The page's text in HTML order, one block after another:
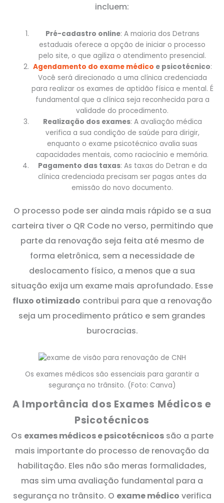
incluem:
Pré-cadastro online: A maioria dos Detrans
estaduais oferece a opção de iniciar o processo
pelo site, o que agiliza o atendimento presencial.
Agendamento do exame médico e psicotécnico:
Você será direcionado a uma clínica credenciada
para realizar os exames de aptidão física e mental. É
fundamental que a clínica seja reconhecida para a
validade do procedimento.
Realização dos exames: A avaliação médica
verifica a sua condição de saúde para dirigir,
enquanto o exame psicotécnico avalia suas
capacidades mentais, como raciocínio e memória.
Pagamento das taxas: As taxas do Detran e da
clínica credenciada precisam ser pagas antes da
emissão do novo documento.
O processo pode ser ainda mais rápido se a sua
carteira tiver o QR Code no verso, permitindo que
parte da renovação seja feita até mesmo de
forma eletrônica, sem a necessidade de
deslocamento físico, a menos que a sua
situação exija um exame mais aprofundado. Esse
fluxo otimizado contribui para que a renovação
seja um procedimento prático e sem grandes
burocracias.
Os exames médicos são essenciais para garantir a
segurança no trânsito. (Foto: Canva)
A Importância dos Exames Médicos e
Psicotécnicos
Os exames médicos e psicotécnicossão a parte
mais importante do processo de renovação da
habilitação. Eles não são meras formalidades,
mas sim uma avaliação fundamental para a
segurança no trânsito. O exame médico verifica